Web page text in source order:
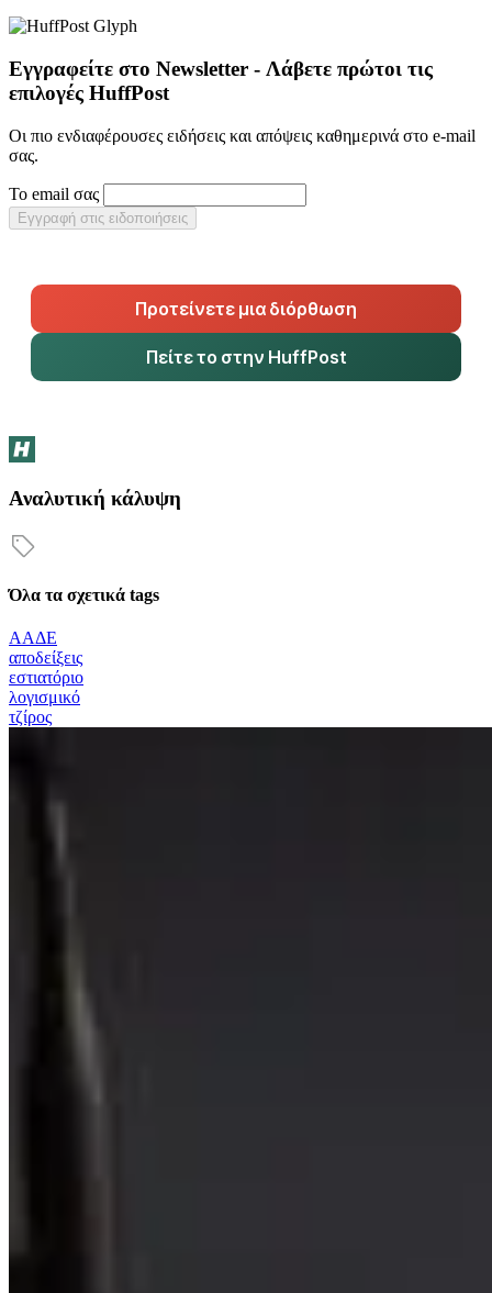
Εγγραφείτε στο Newsletter - Λάβετε πρώτοι τις
επιλογές HuffPost
Οι πιο ενδιαφέρουσες ειδήσεις και απόψεις καθημερινά στο e-mail
σας.
Το email σας
Εγγραφή στις ειδοποιήσεις
Προτείνετε μια διόρθωση
Πείτε το στην HuffPost
Αναλυτική κάλυψη
Όλα τα σχετικά tags
ΑΑΔΕ
αποδείξεις
εστιατόριο
λογισμικό
τζίρος